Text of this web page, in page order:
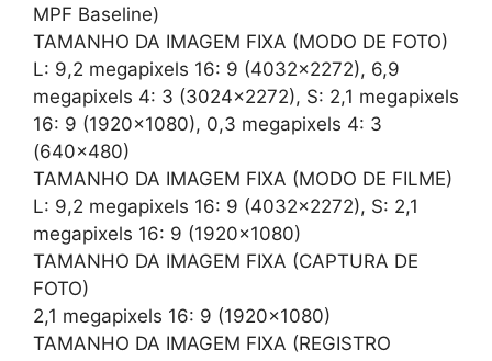
MPF Baseline)
TAMANHO DA IMAGEM FIXA (MODO DE FOTO)
L: 9,2 megapixels 16: 9 (4032×2272), 6,9
megapixels 4: 3 (3024×2272), S: 2,1 megapixels
16: 9 (1920×1080), 0,3 megapixels 4: 3
(640×480)
TAMANHO DA IMAGEM FIXA (MODO DE FILME)
L: 9,2 megapixels 16: 9 (4032×2272), S: 2,1
megapixels 16: 9 (1920×1080)
TAMANHO DA IMAGEM FIXA (CAPTURA DE
FOTO)
2,1 megapixels 16: 9 (1920×1080)
TAMANHO DA IMAGEM FIXA (REGISTRO